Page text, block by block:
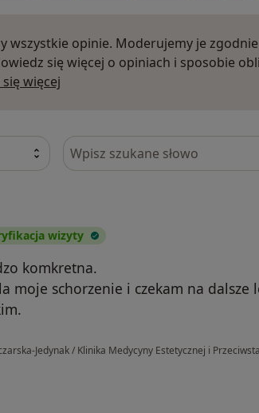
wszystkie opinie. Moderujemy je
się więcej o opiniach i sposobie
więcej
Szukaj w opiniach
wizyty
komkretna.
moje schorzenie i czekam na dalsze
Jedynak / Klinika Medycyny Estetycznej i